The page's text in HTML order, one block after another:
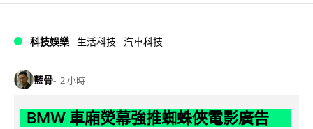
科技娛樂 生活科技 汽車科技
藍骨 2 小時
BMW 車廂熒幕強推蜘蛛俠電影廣告